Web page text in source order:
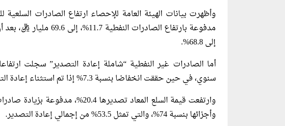
مدفوعة بارتفاع الصادرات
إلى 68.8%.
سنوي، في حين حققت انخفاضا بنسبة 7.3% إذا تم استثناء إعادة التصدير.
وارتفعت قيمة السلع المعاد تصديرها
وأجزائها بنسبة 74%، والتي تمثل 53.5% من إجمالي إعادة التصدير.